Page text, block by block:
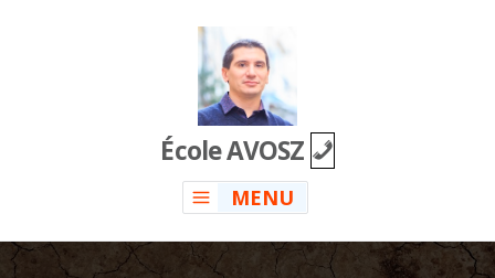
École AVOSZ
MENU